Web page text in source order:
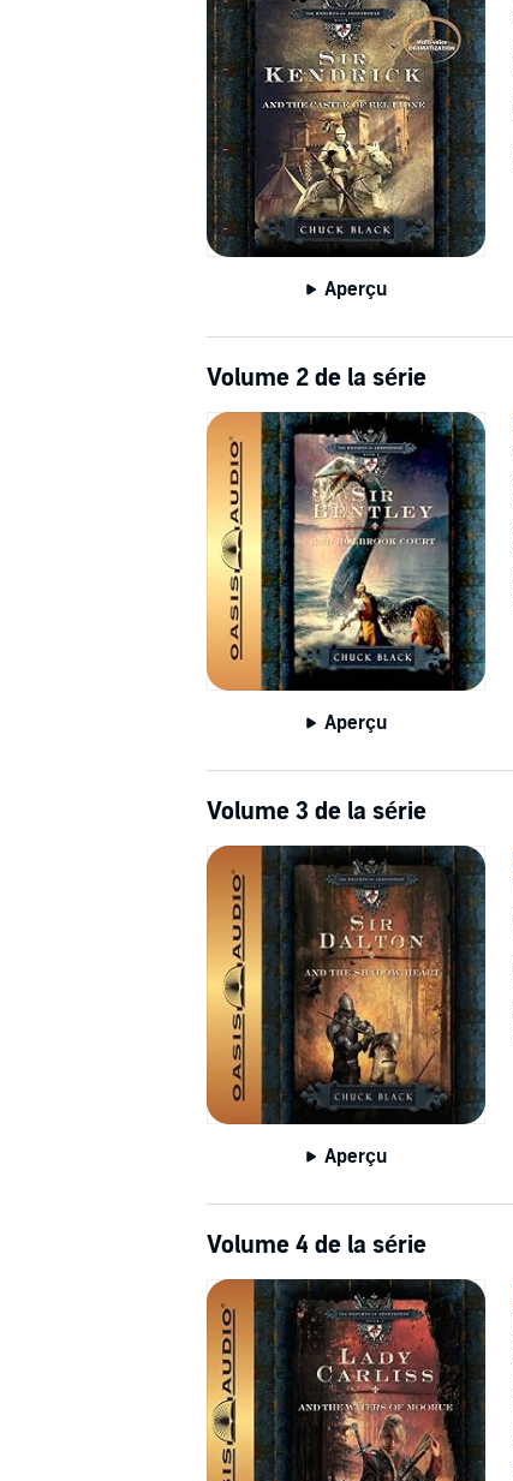
©2008 Chuck Black (P)2009 Oasis
Aperçu
Volume 2 de la série
Aperçu
Volume 3 de la série
Aperçu
Volume 4 de la série